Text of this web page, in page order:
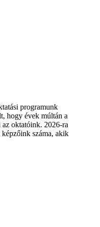
programunk
hogy évek múltán a
oktatóink. 2026-ra
száma, akik